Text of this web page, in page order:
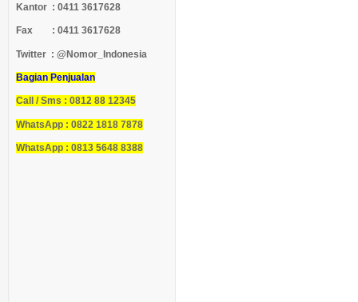
Kantor : 0411 3617628
Fax : 0411 3617628
Twitter : @Nomor_Indonesia
Bagian Penjualan
Call / Sms : 0812 88 12345
WhatsApp : 0822 1818 7878
WhatsApp : 0813 5648 8388